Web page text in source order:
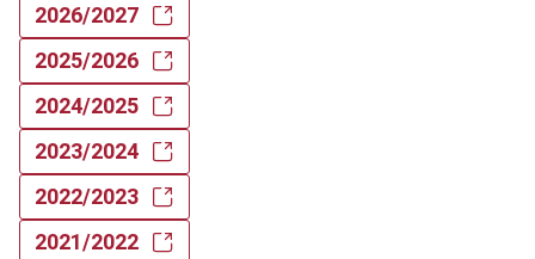
2026/2027
2025/2026
2024/2025
2023/2024
2022/2023
2021/2022